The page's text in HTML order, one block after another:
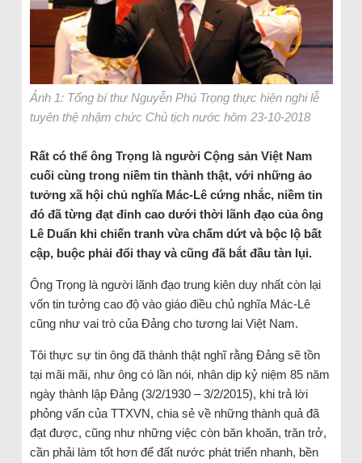
Ảnh 1: Tổng bí thư Nguyễn Phú Trọng thực hiện nghi lễ
tuyên thệ nhậm chức Chủ tịch nước hôm 23-10-2018
Rất có thể ông Trọng là người Cộng sản Việt Nam
cuối cùng trong niềm tin thành thật, với những ảo
tưởng xã hội chủ nghĩa Mác-Lê cứng nhắc, niềm tin
đó đã từng đạt đỉnh cao dưới thời lãnh đạo của ông
Lê Duẩn khi chiến tranh vừa chấm dứt và bộc lộ bất
cập, buộc phải đổi thay và cũng đã bắt đầu tàn lụi.
Ông Trọng là người lãnh đạo trung kiên duy nhất còn lại
vốn tin tưởng cao độ vào giáo điều chủ nghĩa Mác-Lê
cũng như vai trò của Đảng cho tương lai Việt Nam.
Tôi thực sự tin ông đã thành thật nghĩ rằng Đảng sẽ tồn
tại mãi mãi, như ông có lần nói, nhân dịp kỷ niệm 85 năm
ngày thành lập Đảng (3/2/1930 – 3/2/2015), khi trả lời
phỏng vấn của TTXVN, chia sẻ về những thành quả đã
đạt được, cũng như những việc còn băn khoăn, trăn trở,
cần phải làm tốt hơn để đất nước phát triển nhanh, bền